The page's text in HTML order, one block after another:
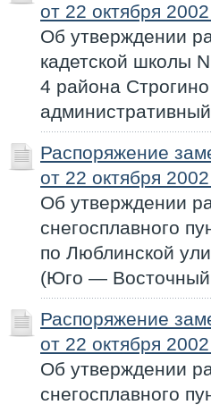
от 22 октября
Об утверждении
кадетской школы
4 района
административный
Распоряжение
от 22 октября
Об утверждении
снегосплавного
по Люблинской
(Юго — Восточный
Распоряжение
от 22 октября
Об утверждении
снегосплавного